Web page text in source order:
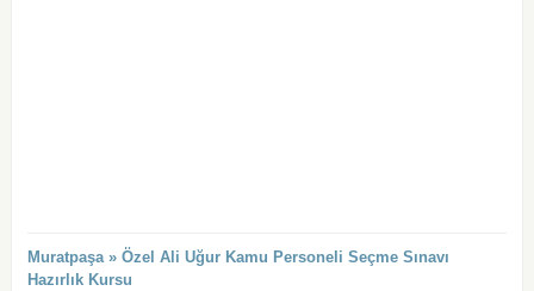
Muratpaşa » Özel Ali Uğur Kamu Personeli Seçme Sınavı
Hazırlık Kursu